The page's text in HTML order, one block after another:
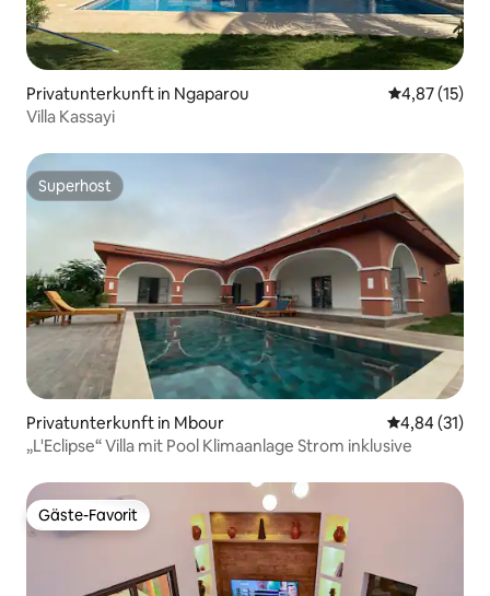
Privatunterkunft in Ngaparou
4,87 (15)
Villa Kassayi
Superhost
Superhost
Privatunterkunft in Mbour
4,84 (31)
„L'Eclipse“ Villa mit Pool Klimaanlage Strom inklusive
Gäste-Favorit
Gäste-Favorit